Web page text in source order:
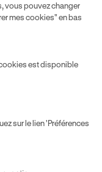
vous pouvez changer
mes cookies" en bas
est disponible
sur le lien 'Préférences